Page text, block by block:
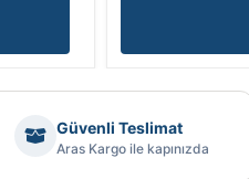
Güvenli Teslimat
Aras Kargo ile kapınızda